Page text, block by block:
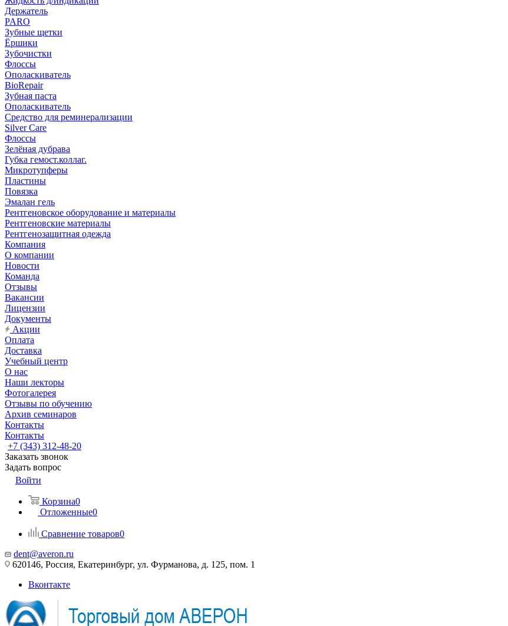
Держатель
PARO
Зубные щетки
Ёршики
Зубочистки
Флоссы
Ополаскиватель
BioRepair
Зубная паста
Ополаскиватель
Средство для реминерализации
Silver Care
Флоссы
Зелёная дубрава
Губка гемост.коллаг.
Микротупферы
Пластины
Повязка
Эмалан гель
Рентгеновское оборудование и материалы
Рентгеновские материалы
Рентгенозащитная одежда
Компания
О компании
Новости
Команда
Отзывы
Вакансии
Лицензии
Документы
Акции
Оплата
Доставка
Учебный центр
О нас
Наши лекторы
Фотогалерея
Отзывы по обучению
Архив семинаров
Контакты
Контакты
+7 (343) 312-48-20
Заказать звонок
Задать вопрос
Войти
Корзина0
Отложенные0
Сравнение товаров0
dent@averon.ru
620146, Россия, Екатеринбург, ул. Фурманова, д. 125, пом. 1
Вконтакте